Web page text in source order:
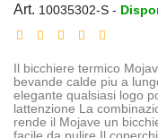
Art. 10035302-S -
Il bicchiere termico
bevande calde piu a
elegante qualsiasi logo
lattenzione La
rende il Mojave un